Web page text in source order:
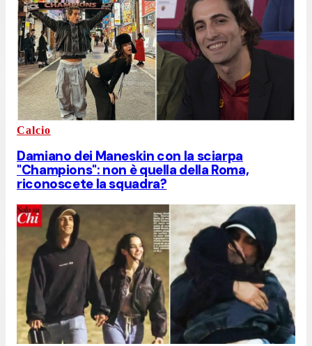
Calcio
Damiano dei Maneskin con la sciarpa
"Champions": non è quella della Roma,
riconoscete la squadra?